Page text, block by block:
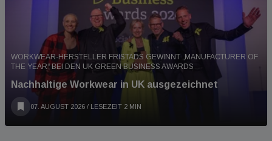
WORKWEAR-HERSTELLER FRISTADS GEWINNT „MANUFACTURER OF
THE YEAR“ BEI DEN UK GREEN BUSINESS AWARDS
Nachhaltige Workwear in UK ausgezeichnet
07. AUGUST 2026 / LESEZEIT 2 MIN